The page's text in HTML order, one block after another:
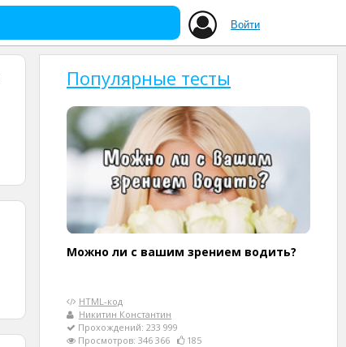
Войти
Популярные тесты
Можно ли с вашим зрением водить?
HTML-код
Никитин Константин
Прохождений: 233 999
Просмотров: 346 366
185